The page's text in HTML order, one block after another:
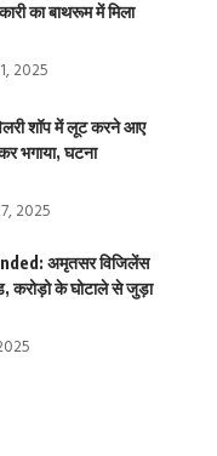
का बाथरूम में मिला
2025
शॉप में लूट करने आए
भगाया, घटना
2025
अमृतसर विजिलेंस
करोड़ो के घोटाले से जुड़ा